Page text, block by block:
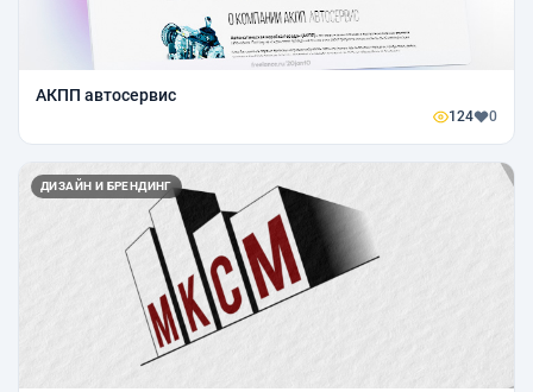
АКПП автосервис
124 0
ДИЗАЙН И БРЕНДИНГ